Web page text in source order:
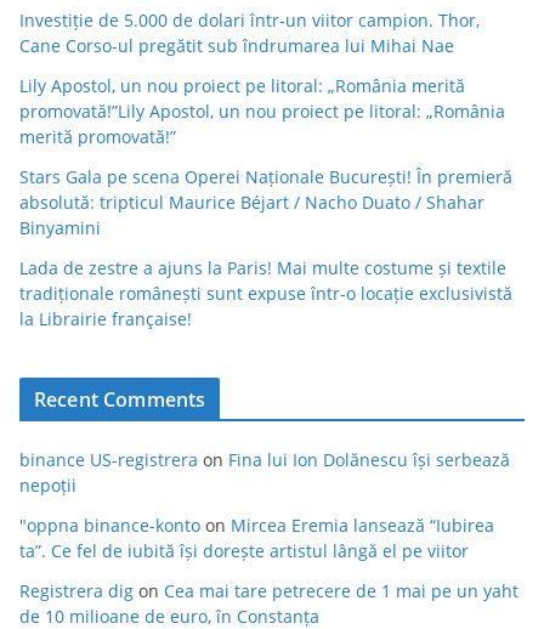
Investiție de 5.000 de dolari într-un viitor campion. Thor,
Cane Corso-ul pregătit sub îndrumarea lui Mihai Nae
Lily Apostol, un nou proiect pe litoral: „România merită
promovată!”Lily Apostol, un nou proiect pe litoral: „România
merită promovată!”
Stars Gala pe scena Operei Naționale București! În premieră
absolută: tripticul Maurice Béjart / Nacho Duato / Shahar
Binyamini
Lada de zestre a ajuns la Paris! Mai multe costume și textile
tradiționale românești sunt expuse într-o locație exclusivistă
la Librairie française!
Recent Comments
binance US-registrera on Fina lui Ion Dolănescu își serbează
nepoții
"oppna binance-konto on Mircea Eremia lansează “Iubirea
ta”. Ce fel de iubită își dorește artistul lângă el pe viitor
Registrera dig on Cea mai tare petrecere de 1 mai pe un yaht
de 10 milioane de euro, în Constanța